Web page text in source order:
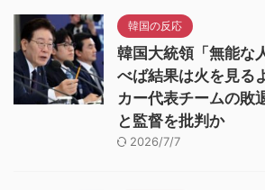
韓国の反応
韓国大統領「無能な
べば結果は火を見る
カー代表チームの敗
と監督を批判か
2026/7/7